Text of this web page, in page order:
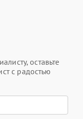
оставьте
с радостью